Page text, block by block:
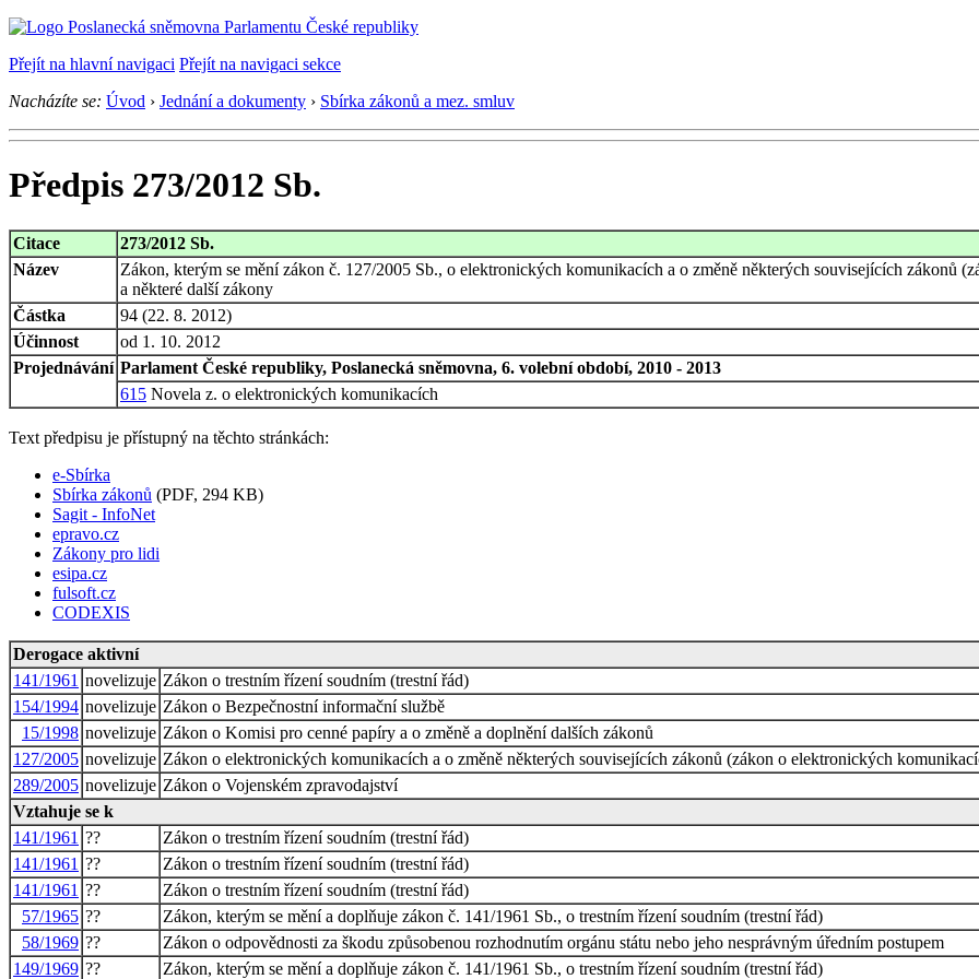
Přejít na hlavní navigaci Přejít na navigaci sekce
Nacházíte se: Úvod › Jednání a dokumenty › Sbírka zákonů a mez. smluv
Předpis 273/2012 Sb.
Citace
273/2012 Sb.
Název
Zákon, kterým se mění zákon č. 127/2005 Sb., o elektronických komunikacích a o změně některých souvisejících zákonů
a některé další zákony
Částka
94 (22. 8. 2012)
Účinnost
od 1. 10. 2012
Projednávání Parlament České republiky, Poslanecká sněmovna, 6. volební období, 2010 - 2013
615 Novela z. o elektronických komunikacích
Text předpisu je přístupný na těchto stránkách:
e-Sbírka
Sbírka zákonů (PDF, 294 KB)
Sagit - InfoNet
epravo.cz
Zákony pro lidi
esipa.cz
fulsoft.cz
CODEXIS
Derogace aktivní
141/1961 novelizuje Zákon o trestním řízení soudním (trestní řád)
154/1994 novelizuje Zákon o Bezpečnostní informační službě
15/1998 novelizuje Zákon o Komisi pro cenné papíry a o změně a doplnění dalších zákonů
127/2005 novelizuje Zákon o elektronických komunikacích a o změně některých souvisejících zákonů (zákon o elektronických
289/2005 novelizuje Zákon o Vojenském zpravodajství
Vztahuje se k
141/1961 ??
Zákon o trestním řízení soudním (trestní řád)
141/1961 ??
Zákon o trestním řízení soudním (trestní řád)
141/1961 ??
Zákon o trestním řízení soudním (trestní řád)
57/1965 ??
Zákon, kterým se mění a doplňuje zákon č. 141/1961 Sb., o trestním řízení soudním (trestní řád)
58/1969 ??
Zákon o odpovědnosti za škodu způsobenou rozhodnutím orgánu státu nebo jeho nesprávným úředním postupem
149/1969 ?? Zákon, kterým se mění a doplňuje zákon č. 141/1961 Sb., o trestním řízení soudním (trestní řád)